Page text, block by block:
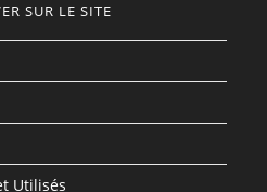
SUR LE SITE
Utilisés